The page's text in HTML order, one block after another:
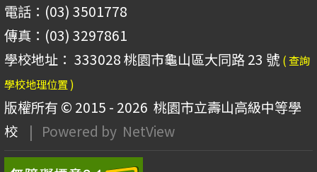
電話：(03) 3501778
傳真：(03) 3297861
學校地址： 333028 桃園市龜山區大同路 23 號 ( 查詢
學校地理位置 )
版權所有 © 2015 - 2026 桃園市立壽山高級中等學
校
| Powered by NetView